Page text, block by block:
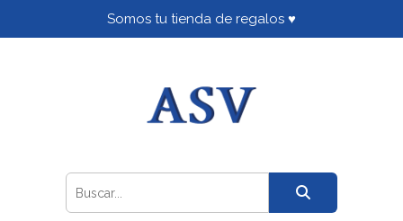
Somos tu tienda de regalos ♥